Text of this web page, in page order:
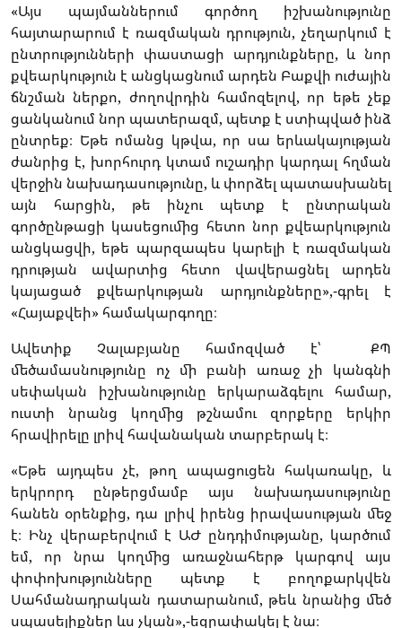
«Այս պայմաններում գործող իշխանությունը
հայտարարում է ռազմական դրություն, չեղարկում է
ընտրությունների փաստացի արդյունքները, և նոր
քվեարկություն է անցկացնում արդեն Բաքվի ուժային
ճնշման ներքո, ժողովրդին համոզելով, որ եթե չեք
ցանկանում նոր պատերազմ, պետք է ստիպված ինձ
ընտրեք։ Եթե ոմանց կթվա, որ սա երևակայության
ժանրից է, խորհուրդ կտամ ուշադիր կարդալ հղման
վերջին նախադասությունը, և փորձել պատասխանել
այն հարցին, թե ինչու պետք է ընտրական
գործընթացի կասեցումից հետո նոր քվեարկություն
անցկացվի, եթե պարզապես կարելի է ռազմական
դրության ավարտից հետո վավերացնել արդեն
կայացած քվեարկության արդյունքները»,-գրել է
«Հայաքվեի» համակարգողը։
Ավետիք Չալաբյանը համոզված է՝ ՔՊ
մեծամասնությունը ոչ մի բանի առաջ չի կանգնի
սեփական իշխանությունը երկարաձգելու համար,
ուստի նրանց կողմից թշնամու զորքերը երկիր
հրավիրելը լրիվ հավանական տարբերակ է։
«Եթե այդպես չէ, թող ապացուցեն հակառակը, և
երկրորդ ընթերցմամբ այս նախադասությունը
հանեն օրենքից, դա լրիվ իրենց իրավասության մեջ
է։ Ինչ վերաբերվում է ԱԺ ընդդիմությանը, կարծում
եմ, որ նրա կողմից առաջնահերթ կարգով այս
փոփոխությունները պետք է բողոքարկվեն
Սահմանադրական դատարանում, թեև նրանից մեծ
սպասելիքներ ևս չկան»,-եզրափակել է նա։